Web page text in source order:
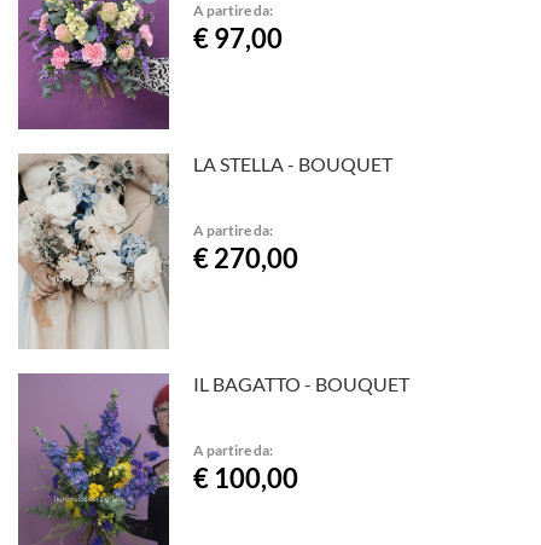
A partire da:
€ 97,00
LA STELLA - BOUQUET
A partire da:
€ 270,00
IL BAGATTO - BOUQUET
A partire da:
€ 100,00